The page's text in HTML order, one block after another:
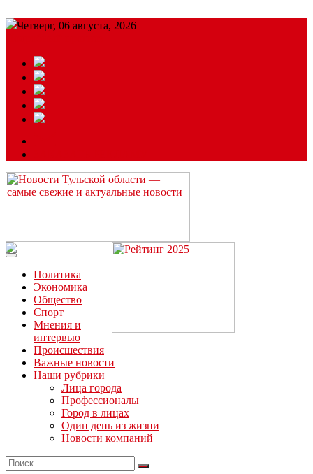
Четверг, 06 августа, 2026
Читайте последние новости дня в Тульской области на сайте
“ЗаНовомосковск”
Политика
Экономика
Общество
Спорт
Мнения и
интервью
Происшествия
Важные новости
Наши рубрики
Лица города
Профессионалы
Город в лицах
Один день из жизни
Новости компаний